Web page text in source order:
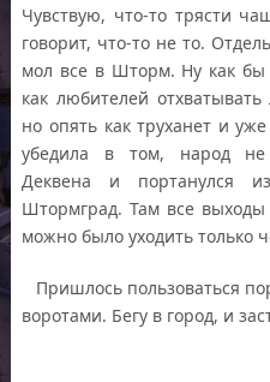
Чувствую, что-то трясти
говорит, что-то не то.
мол все в Шторм. Ну как бы
как любителей
но опять как труханет и
убедила в том, народ не
Деквена и портанулся
Штормград. Там все
можно было уходить только
Пришлось пользоваться
воротами. Бегу в город, и